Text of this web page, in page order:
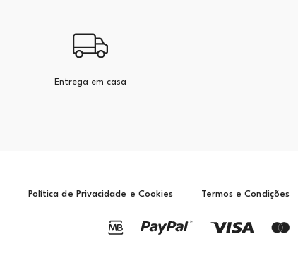
Entrega em casa
Política de Privacidade e Cookies Termos e Condições